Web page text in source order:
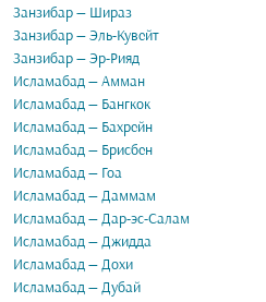
Занзибар — Шираз
Занзибар — Эль-Кувейт
Занзибар — Эр-Рияд
Исламабад — Амман
Исламабад — Бангкок
Исламабад — Бахрейн
Исламабад — Брисбен
Исламабад — Гоа
Исламабад — Даммам
Исламабад — Дар-эс-Салам
Исламабад — Джидда
Исламабад — Дохи
Исламабад — Дубай